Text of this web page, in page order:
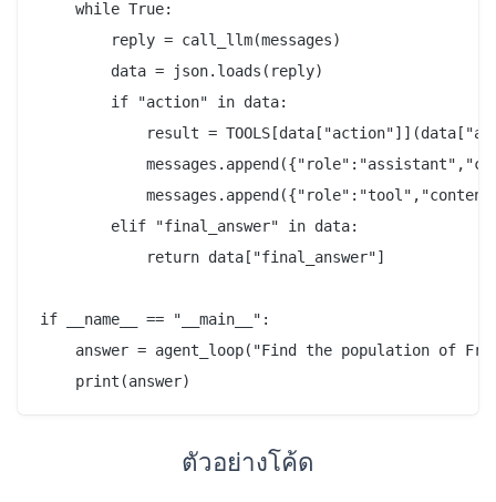
    while True:
        reply = call_llm(messages)
        data = json.loads(reply)
        if "action" in data:
result =
        elif "final_answer" in data:
            return data["final_answer"]
if __name__ == "__main__":
answer = agent_loop("Find the population of
ตัวอย่างโค้ด